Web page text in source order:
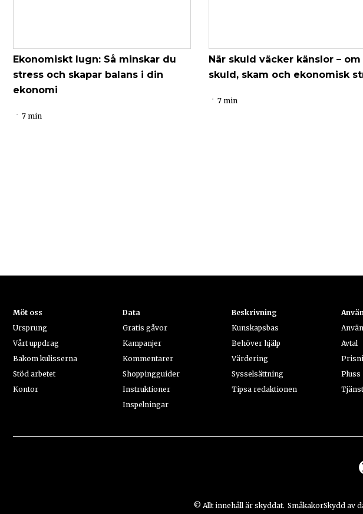
Ekonomiskt lugn: Så minskar du
stress och skapar balans i din
ekonomi
7 min
När skuld väcker känslor – om
skuld, skam och ekonomisk
7 min
© Allt innehåll är skyddat.
Möt oss
Ursprung
Vårt uppdrag
Bakom kulisserna
Stöd arbetet
Kontor
Data
Gratis gåvor
Kampanjer
Kommentarer
Shoppingguider
Instruktioner
Inspelningar
Beskrivning
Kunskapsbas
Behöver hjälp
Värdering
Sysselsättning
Tipsa redaktionen
Avtal
Pluss
SmåkakorSkydd av